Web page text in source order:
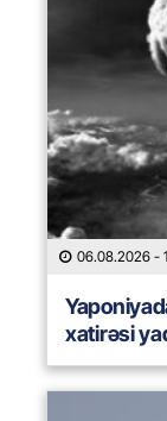
06.08.2026 -
xatirəsi